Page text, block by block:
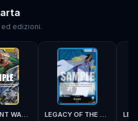
edizioni.
PARAMOUNT WAR - OP-02 LEGACY OF THE MASTER - OP-12